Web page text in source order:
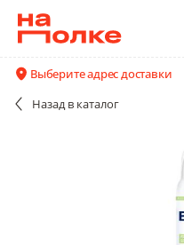
Выберите адрес доставки
Назад в каталог
Дезодорант
спрей 150 мл.,